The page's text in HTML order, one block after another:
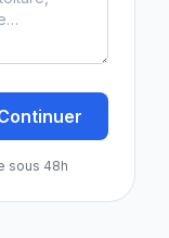
sous 48h